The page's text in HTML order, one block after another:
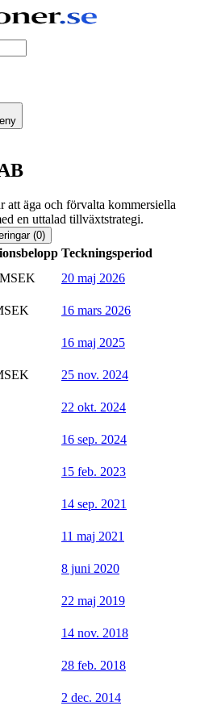
att äga och förvalta kommersiella
en uttalad tillväxtstrategi.
(0)
Teckningsperiod
20 maj 2026
16 mars 2026
16 maj 2025
25 nov. 2024
22 okt. 2024
16 sep. 2024
15 feb. 2023
14 sep. 2021
11 maj 2021
8 juni 2020
22 maj 2019
14 nov. 2018
28 feb. 2018
2 dec. 2014